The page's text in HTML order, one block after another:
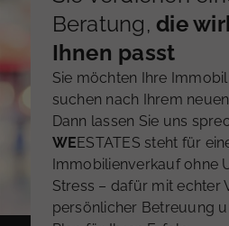
Beratung, die
Ihnen passt
Sie möchten Ihre
suchen nach Ihrem
Dann lassen Sie uns
WEESTATES steht für
Immobilienverkauf ohne
Stress – dafür mit echter
persönlicher Betreuung